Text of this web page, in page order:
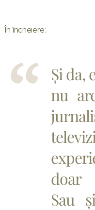
În încheiere:
Și da,
nu
doar
Sau